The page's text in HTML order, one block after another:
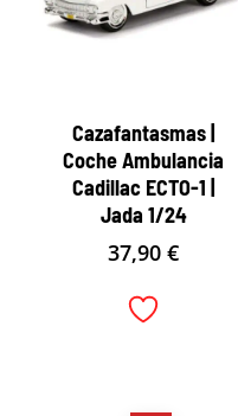
Cazafantasmas |
Coche Ambulancia
Cadillac ECTO-1 |
Jada 1/24
37,90€